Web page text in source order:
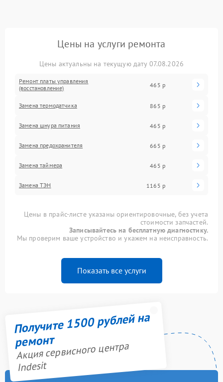
Цены на услуги ремонта
Цены актуальны на текущую дату 07.08.2026
Ремонт платы управления
(восстановление)
465 р
Замена термодатчика 865 р
Замена шнура питания 465 р
Замена предохранителя 665 р
Замена таймера 465 р
Замена ТЭН 1165 р
Цены в прайс-листе указаны ориентировочные, без учета
стоимости запчастей.
Записывайтесь на бесплатную диагностику.
Мы проверим ваше устройство и укажем на неисправность.
Показать все услуги
Получите 1500 рублей на
ремонт
Акция сервисного центра
Indesit